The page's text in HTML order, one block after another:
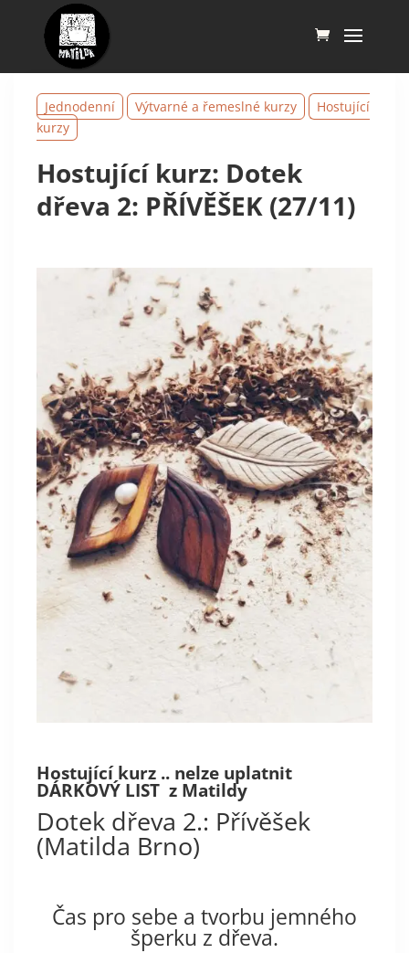
Jednodenní Výtvarné a řemeslné kurzy
Hostující
kurzy
Hostující kurz: Dotek
dřeva 2: PŘÍVĚŠEK (27/11)
Hostující kurz .. nelze uplatnit
DÁRKOVÝ LIST z Matildy
Dotek dřeva 2.: Přívěšek
(Matilda Brno)
Čas pro sebe a tvorbu jemného
šperku z dřeva.